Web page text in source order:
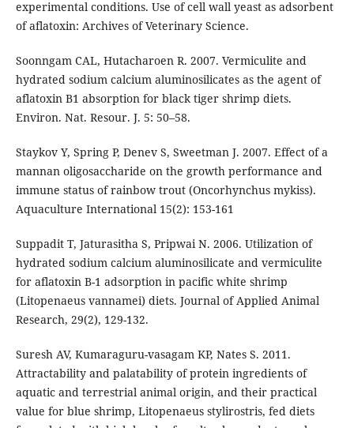
experimental conditions. Use of cell wall yeast as adsorbent
of aflatoxin: Archives of Veterinary Science.
Soonngam CAL, Hutacharoen R. 2007. Vermiculite and
hydrated sodium calcium aluminosilicates as the agent of
aflatoxin B1 absorption for black tiger shrimp diets.
Environ. Nat. Resour. J. 5: 50–58.
Staykov Y, Spring P, Denev S, Sweetman J. 2007. Effect of a
mannan oligosaccharide on the growth performance and
immune status of rainbow trout (Oncorhynchus mykiss).
Aquaculture International 15(2): 153-161
Suppadit T, Jaturasitha S, Pripwai N. 2006. Utilization of
hydrated sodium calcium aluminosilicate and vermiculite
for aflatoxin B-1 adsorption in pacific white shrimp
(Litopenaeus vannamei) diets. Journal of Applied Animal
Research, 29(2), 129-132.
Suresh AV, Kumaraguru-vasagam KP, Nates S. 2011.
Attractability and palatability of protein ingredients of
aquatic and terrestrial animal origin, and their practical
value for blue shrimp, Litopenaeus stylirostris, fed diets